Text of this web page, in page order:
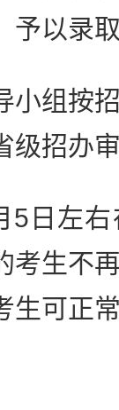
予以录
组按招
级招办
左右
考生不
生可正